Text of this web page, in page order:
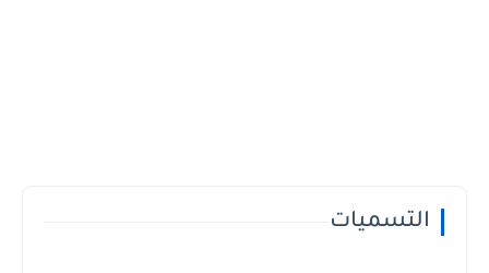
التسميات